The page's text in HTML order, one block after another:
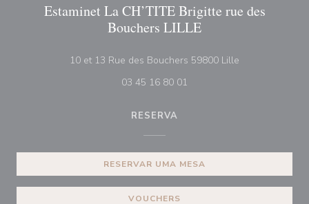
Estaminet La CH’TITE Brigitte rue des
Bouchers LILLE
10 et 13 Rue des Bouchers 59800 Lille
03 45 16 80 01
RESERVA
RESERVAR UMA MESA
VOUCHERS